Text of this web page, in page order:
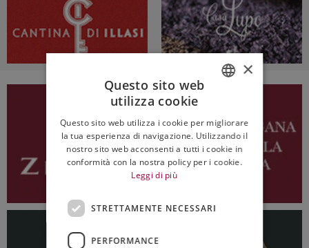
ENGLISH
×
Questo sito web
utilizza cookie
Questo sito web utilizza i cookie per migliorare
la tua esperienza di navigazione. Utilizzando il
nostro sito web acconsenti a tutti i cookie in
conformità con la nostra policy per i cookie.
Leggi di più
STRETTAMENTE NECESSARI
PERFORMANCE